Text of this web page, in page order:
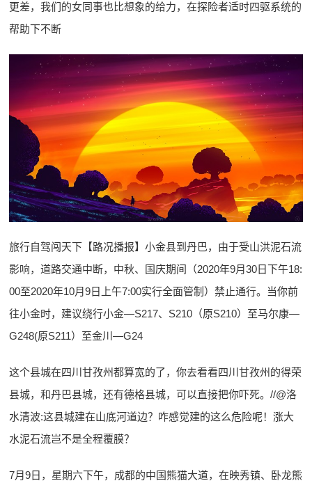
更差，我们的女同事也比想象的给力，在探险者适时四驱系统的
帮助下不断
旅行自驾闯天下【路况播报】小金县到丹巴，由于受山洪泥石流
影响，道路交通中断，中秋、国庆期间（2020年9月30日下午18:
00至2020年10月9日上午7:00实行全面管制）禁止通行。当你前
往小金时，建议绕行小金—S217、S210（原S210）至马尔康—
G248(原S211）至金川—G24
这个县城在四川甘孜州都算宽的了，你去看看四川甘孜州的得荣
县城，和丹巴县城，还有德格县城，可以直接把你吓死。//@洛
水清波:这县城建在山底河道边？咋感觉建的这么危险呢！涨大
水泥石流岂不是全程覆膜？
7月9日，星期六下午，成都的中国熊猫大道，在映秀镇、卧龙熊